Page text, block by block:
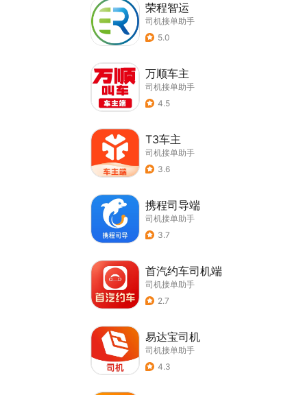
荣程智运
司机接单助手
5.0
万顺车主
司机接单助手
4.5
T3车主
司机接单助手
3.6
携程司导端
司机接单助手
3.7
首汽约车司机端
司机接单助手
2.7
易达宝司机
司机接单助手
4.3